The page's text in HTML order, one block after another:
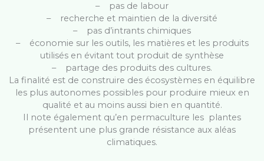
– pas de labour
– recherche et maintien de la diversité
– pas d’intrants chimiques
– économie sur les outils, les matières et les produits
utilisés en évitant tout produit de synthèse
– partage des produits des cultures.
La finalité est de construire des écosystèmes en équilibre
les plus autonomes possibles pour produire mieux en
qualité et au moins aussi bien en quantité.
Il note également qu’en permaculture les plantes
présentent une plus grande résistance aux aléas
climatiques.